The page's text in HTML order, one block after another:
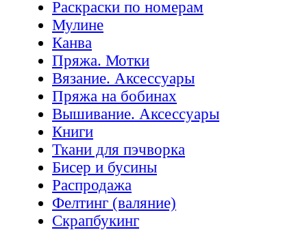
Раскраски по номерам
Мулине
Канва
Пряжа. Мотки
Вязание. Аксессуары
Пряжа на бобинах
Вышивание. Аксессуары
Книги
Ткани для пэчворка
Бисер и бусины
Распродажа
Фелтинг (валяние)
Скрапбукинг